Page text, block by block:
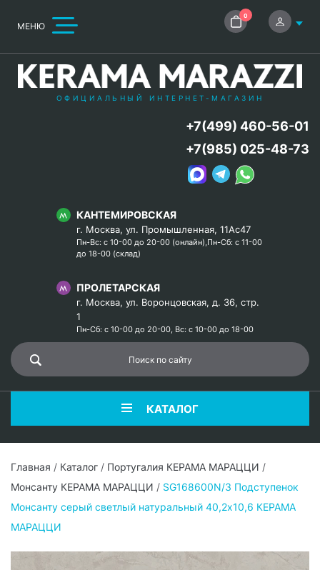
МЕНЮ
0
ОФИЦИАЛЬНЫЙ ИНТЕРНЕТ-МАГАЗИН
КАНТЕМИРОВСКАЯ
г. Москва, ул. Промышленная, 11Ас47
Пн-Вс: с 10-00 до 20-00 (онлайн),Пн-Сб: с 11-00
до 18-00 (склад)
ПРОЛЕТАРСКАЯ
г. Москва, ул. Воронцовская, д. 36, стр.
1
Пн-Сб: с 10-00 до 20-00, Вс: с 10-00 до 18-00
+7(499) 460-56-01
+7(985) 025-48-73
КАТАЛОГ
Главная / Каталог / Португалия КЕРАМА МАРАЦЦИ /
Монсанту КЕРАМА МАРАЦЦИ / SG168600N/3 Подступенок
Монсанту серый светлый натуральный 40,2х10,6 КЕРАМА
МАРАЦЦИ